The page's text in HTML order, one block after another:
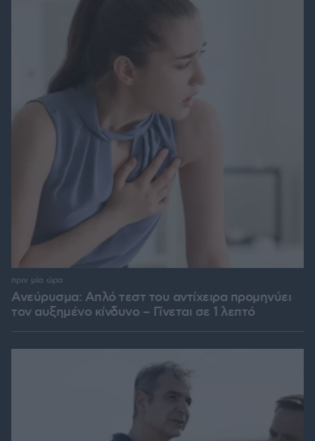
Ανεύρυσμα: Απλό τεστ του αντίχειρα προμηνύει
τον αυξημένο κίνδυνο – Γίνεται σε 1 λεπτό
πριν μία ώρα